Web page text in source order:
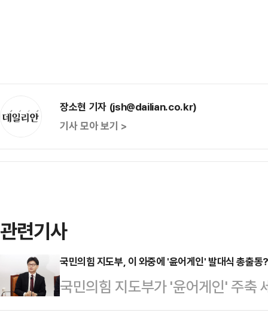
장소현 기자 (jsh@dailian.co.kr)
기사 모아 보기 >
관련기사
국민의힘 지도부, 이 와중에 '윤어게인' 발대식 총출
국민의힘 지도부가 '윤어게인' 주축
모습을 놓고 한동훈 전 대표가 일